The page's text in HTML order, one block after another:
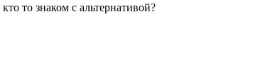
то знаком с альтернативой?